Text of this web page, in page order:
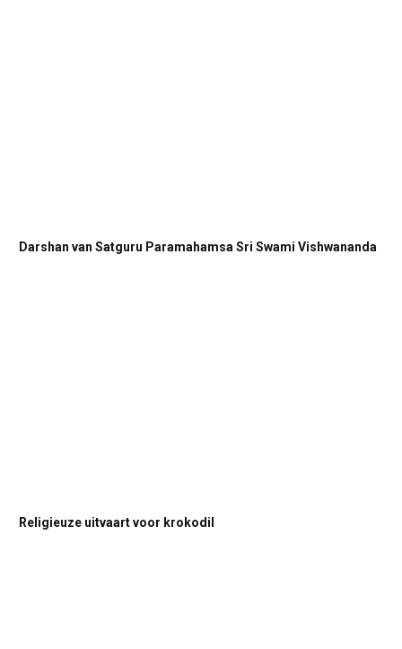
Darshan van Satguru Paramahamsa Sri Swami Vishwananda
Religieuze uitvaart voor krokodil